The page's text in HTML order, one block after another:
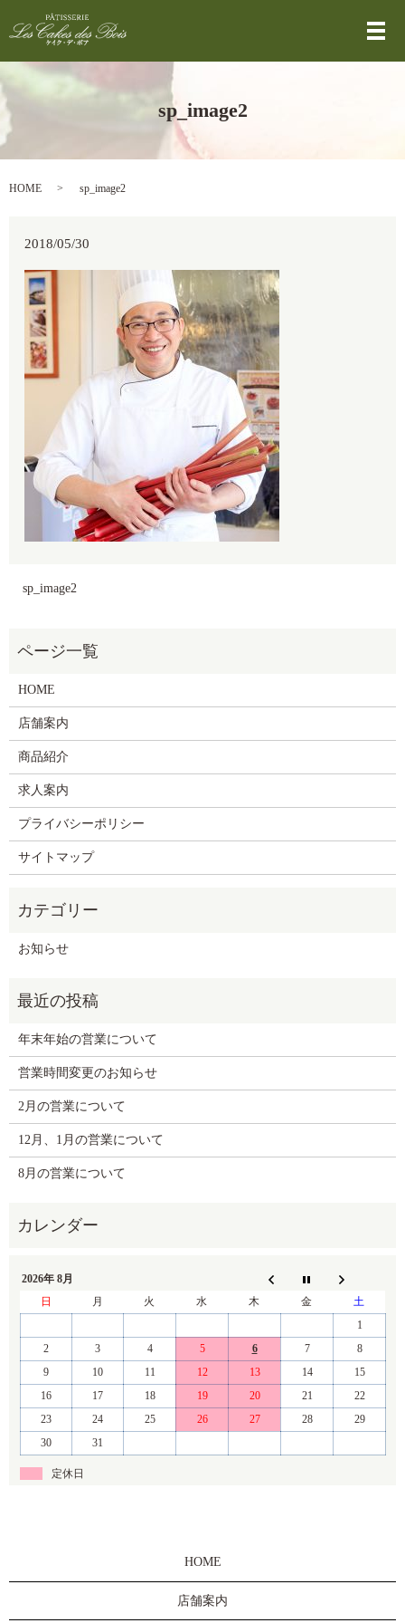
メ
sp_image2
HOME sp_image2
2018/05/30
sp_image2
HOME
店舗案内
商品紹介
求人案内
プライバシーポリシー
サイトマップ
お知らせ
年末年始の営業について
営業時間変更のお知らせ
2月の営業について
12月、1月の営業について
8月の営業について
2026年 8月
日
月 火 水 木 金
土
1
2
3 4 5 6 7
8
9
10 11 12 13 14
15
16
17 18 19 20 21
22
23
24 25 26 27 28
29
30
31
定休日
HOME
店舗案内